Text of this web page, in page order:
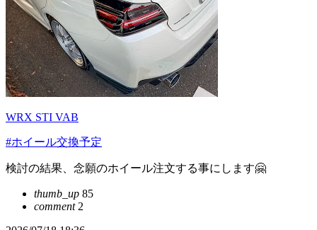
WRX STI VAB
#ホイール交換予定
検討の結果、念願のホイール注文する事にします🤗
thumb_up 85
comment2